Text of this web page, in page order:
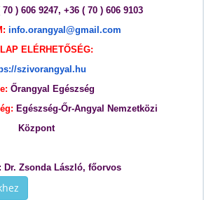
70 ) 606 9247, +36 ( 70 ) 606 9103
info.orangyal@gmail.com
ELÉRHETŐSÉG:
szivorangyal.hu
Őrangyal Egészség
Egészség-Őr-Angyal Nemzetközi
Központ
Dr. Zsonda László, főorvos